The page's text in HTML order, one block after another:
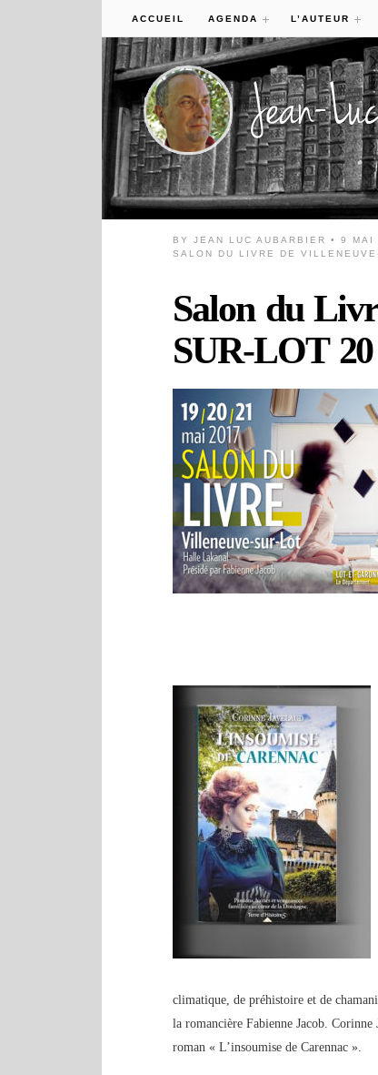
ACCUEIL AGENDA L’AUTEUR
BYJEAN LUC AUBARBIER • 9
SALON DU LIVRE DE
Salon du
SUR-LOT
climatique, de préhistoire et de
la romancière Fabienne Jacob.
roman « L’insoumise de Carennac ».